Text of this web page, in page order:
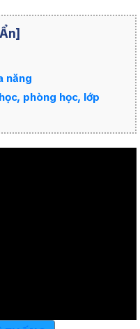
năng
phòng học, lớp